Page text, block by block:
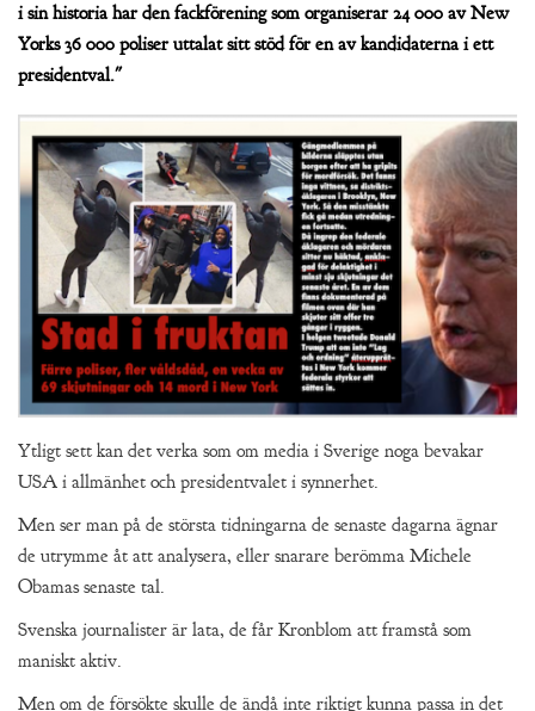
i sin historia har den fackförening som organiserar 24 000 av New
Yorks 36 000 poliser uttalat sitt stöd för en av kandidaterna i ett
presidentval."
Ytligt sett kan det verka som om media i Sverige noga bevakar
USA i allmänhet och presidentvalet i synnerhet.
Men ser man på de största tidningarna de senaste dagarna ägnar
de utrymme åt att analysera, eller snarare berömma Michele
Obamas senaste tal.
Svenska journalister är lata, de får Kronblom att framstå som
maniskt aktiv.
Men om de försökte skulle de ändå inte riktigt kunna passa in det